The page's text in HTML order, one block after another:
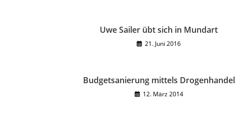
Uwe Sailer übt sich in Mundart
21. Juni 2016
Budgetsanierung mittels Drogenhandel
12. März 2014